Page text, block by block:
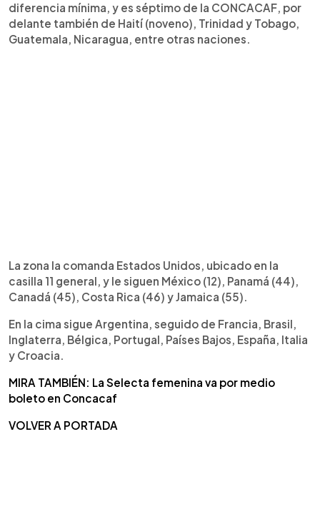
diferencia mínima, y es séptimo de la CONCACAF, por
delante también de Haití (noveno), Trinidad y Tobago,
Guatemala, Nicaragua, entre otras naciones.
La zona la comanda Estados Unidos, ubicado en la
casilla 11 general, y le siguen México (12), Panamá (44),
Canadá (45), Costa Rica (46) y Jamaica (55).
En la cima sigue Argentina, seguido de Francia, Brasil,
Inglaterra, Bélgica, Portugal, Países Bajos, España, Italia
y Croacia.
MIRA TAMBIÉN: La Selecta femenina va por medio
boleto en Concacaf
VOLVER A PORTADA